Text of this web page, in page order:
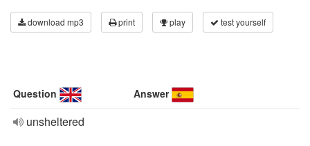
download mp3 print play test yourself
Question Answer
unsheltered